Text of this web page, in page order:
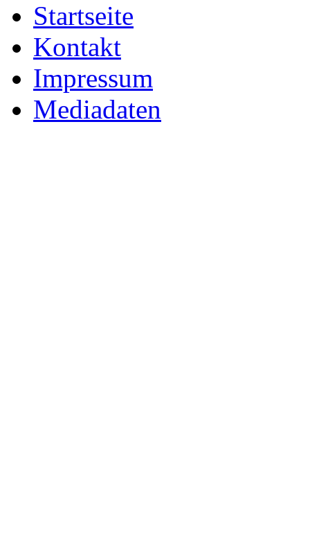
Startseite
Kontakt
Impressum
Mediadaten